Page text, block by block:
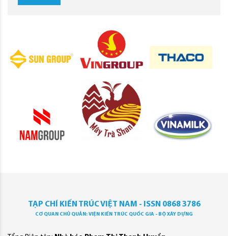
TẠP CHÍ KIẾN TRÚC VIỆT NAM - ISSN 0868 3786
CƠ QUAN CHỦ QUẢN: VIỆN KIẾN TRÚC QUỐC GIA - BỘ XÂY DỰNG